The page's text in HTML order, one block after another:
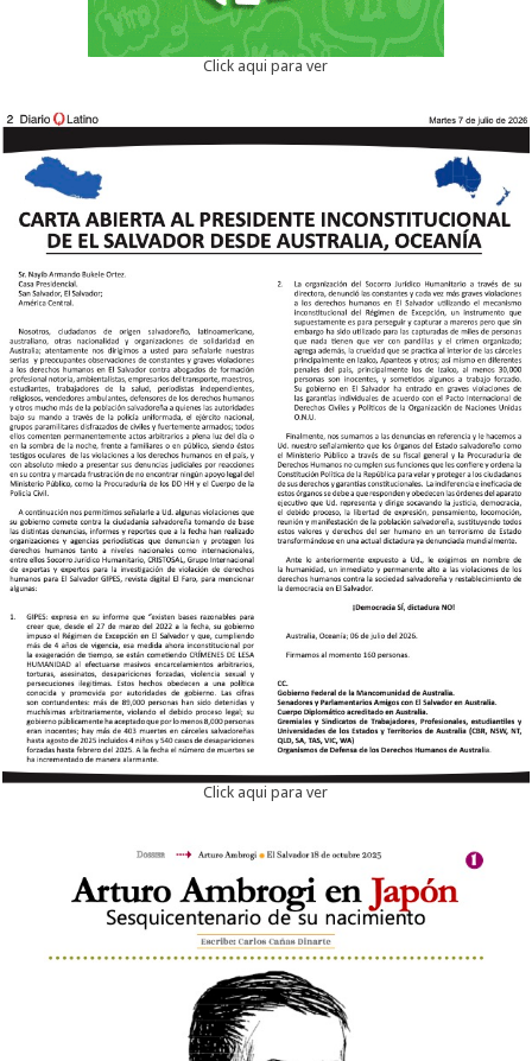
Click aqui para ver
Click aqui para ver